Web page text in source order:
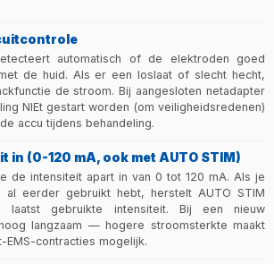
automatisch of de elektroden goed
de huid. Als er een loslaat of slecht hecht,
de stroom. Bij aangesloten netadapter
NIEt gestart worden (om veiligheidsredenen)
accu tijdens behandeling.
in (0-120 mA, ook met AUTO STIM)
de intensiteit apart in van 0 tot 120 mA. Als je
al eerder gebruikt hebt, herstelt AUTO STIM
laatst gebruikte intensiteit. Bij een nieuw
langzaam — hogere stroomsterkte maakt
EMS-contracties mogelijk.